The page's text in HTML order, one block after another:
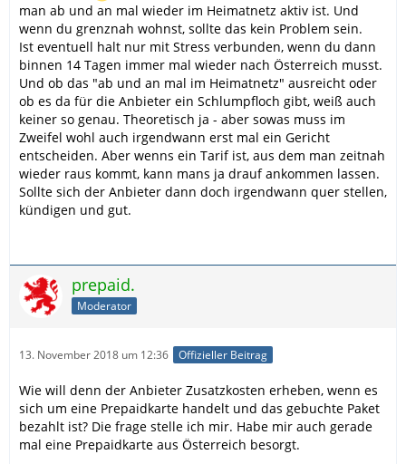
man ab und an mal wieder im Heimatnetz aktiv ist. Und
wenn du grenznah wohnst, sollte das kein Problem sein.
Ist eventuell halt nur mit Stress verbunden, wenn du dann
binnen 14 Tagen immer mal wieder nach Österreich musst.
Und ob das "ab und an mal im Heimatnetz" ausreicht oder
ob es da für die Anbieter ein Schlumpfloch gibt, weiß auch
keiner so genau. Theoretisch ja - aber sowas muss im
Zweifel wohl auch irgendwann erst mal ein Gericht
entscheiden. Aber wenns ein Tarif ist, aus dem man zeitnah
wieder raus kommt, kann mans ja drauf ankommen lassen.
Sollte sich der Anbieter dann doch irgendwann quer stellen,
kündigen und gut.
prepaid.
Moderator
13. November 2018 um 12:36 Offizieller Beitrag
Wie will denn der Anbieter Zusatzkosten erheben, wenn es
sich um eine Prepaidkarte handelt und das gebuchte Paket
bezahlt ist? Die frage stelle ich mir. Habe mir auch gerade
mal eine Prepaidkarte aus Österreich besorgt.